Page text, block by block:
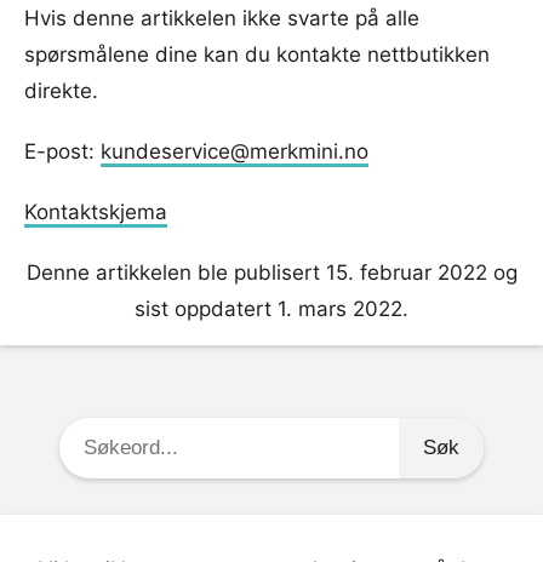
Hvis denne artikkelen ikke svarte på alle
spørsmålene dine kan du kontakte nettbutikken
direkte.
E-post: kundeservice@merkmini.no
Kontaktskjema
Denne artikkelen ble publisert 15. februar 2022 og
sist oppdatert 1. mars 2022.
Søkeord: